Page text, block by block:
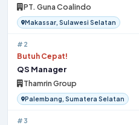
PT. Guna Coalindo
Makassar, Sulawesi Selatan
#2
Butuh Cepat!
QS Manager
Thamrin Group
Palembang, Sumatera Selatan
#3